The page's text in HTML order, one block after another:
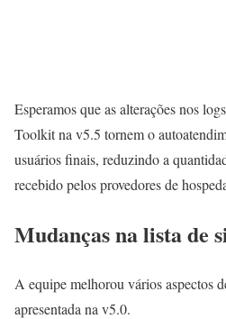
Esperamos que as alterações nos
Toolkit na v5.5 tornem o
usuários finais, reduzindo a
recebido pelos provedores de
Mudanças na lista de
A equipe melhorou vários aspectos
apresentada na v5.0.